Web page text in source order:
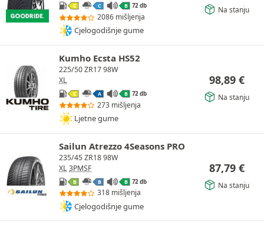
C C B 72 db
2086 mišljenja
Cjelogodišnje gume
Na stanju
Kumho Ecsta HS52
225/50 ZR17 98W
XL
C A B 72 db
273 mišljenja
Ljetne gume
98,89 €
Na stanju
Sailun Atrezzo 4Seasons PRO
235/45 ZR18 98W
XL 3PMSF
B B B 72 db
318 mišljenja
Cjelogodišnje gume
87,79 €
Na stanju